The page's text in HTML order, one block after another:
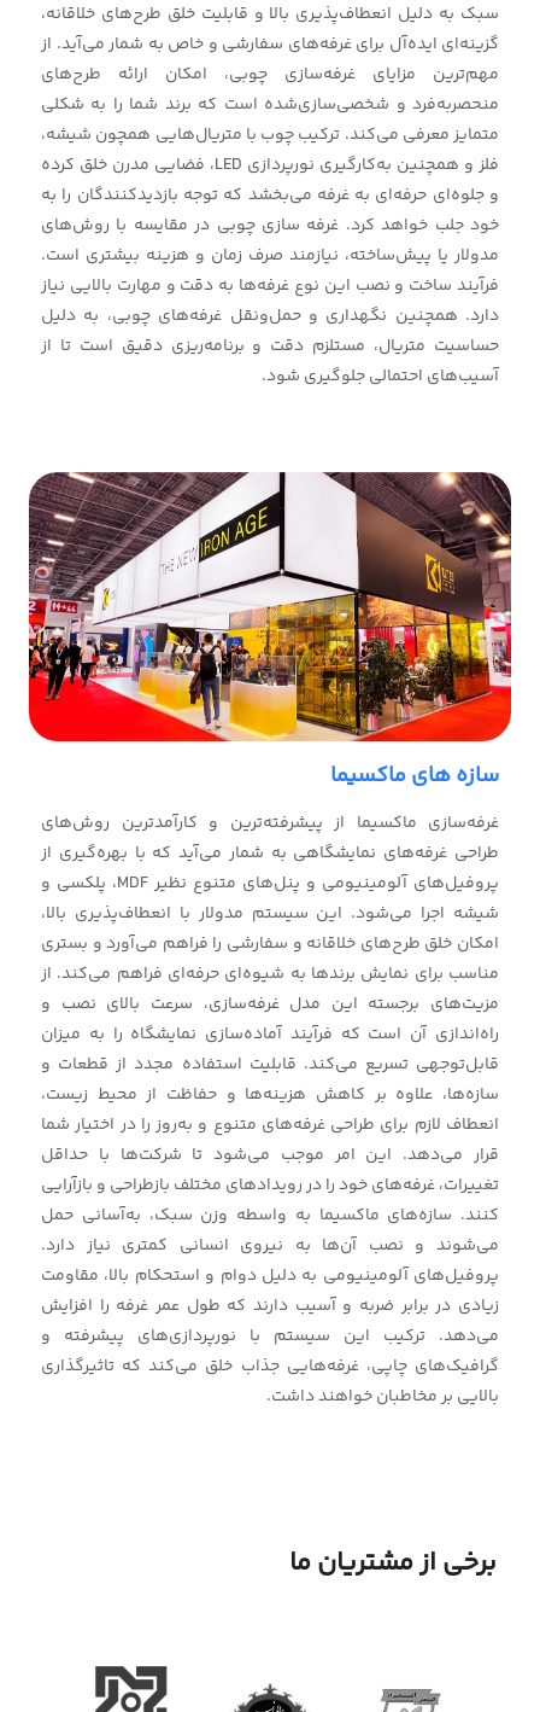
سبک به دلیل انعطاف‌پذیری بالا و قابلیت خلق طرح‌های خلاقانه،
گزینه‌ای ایده‌آل برای غرفه‌های سفارشی و خاص به شمار می‌آید. از
مهم‌ترین مزایای غرفه‌سازی چوبی، امکان ارائه طرح‌های
منحصربه‌فرد و شخصی‌سازی‌شده است که برند شما را به شکلی
متمایز معرفی می‌کند. ترکیب چوب با متریال‌هایی همچون شیشه،
فلز و همچنین به‌کارگیری نورپردازی LED، فضایی مدرن خلق کرده
و جلوه‌ای حرفه‌ای به غرفه می‌بخشد که توجه بازدیدکنندگان را به
خود جلب خواهد کرد. غرفه سازی چوبی در مقایسه با روش‌های
مدولار یا پیش‌ساخته، نیازمند صرف زمان و هزینه بیشتری است.
فرآیند ساخت و نصب این نوع غرفه‌ها به دقت و مهارت بالایی نیاز
دارد. همچنین نگهداری و حمل‌ونقل غرفه‌های چوبی، به دلیل
حساسیت متریال، مستلزم دقت و برنامه‌ریزی دقیق است تا از
آسیب‌های احتمالی جلوگیری شود.
سازه های ماکسیما
غرفه‌سازی ماکسیما از پیشرفته‌ترین و کارآمدترین روش‌های
طراحی غرفه‌های نمایشگاهی به شمار می‌آید که با بهره‌گیری از
پروفیل‌های آلومینیومی و پنل‌های متنوع نظیر MDF، پلکسی و
شیشه اجرا می‌شود. این سیستم مدولار با انعطاف‌پذیری بالا،
امکان خلق طرح‌های خلاقانه و سفارشی را فراهم می‌آورد و بستری
مناسب برای نمایش برندها به شیوه‌ای حرفه‌ای فراهم می‌کند. از
مزیت‌های برجسته این مدل غرفه‌سازی، سرعت بالای نصب و
راه‌اندازی آن است که فرآیند آماده‌سازی نمایشگاه را به میزان
قابل‌توجهی تسریع می‌کند. قابلیت استفاده مجدد از قطعات و
سازه‌ها، علاوه بر کاهش هزینه‌ها و حفاظت از محیط زیست،
انعطاف لازم برای طراحی غرفه‌های متنوع و به‌روز را در اختیار شما
قرار می‌دهد. این امر موجب می‌شود تا شرکت‌ها با حداقل
تغییرات، غرفه‌های خود را در رویدادهای مختلف بازطراحی و بازآرایی
کنند. سازه‌های ماکسیما به واسطه وزن سبک، به‌آسانی حمل
می‌شوند و نصب آن‌ها به نیروی انسانی کمتری نیاز دارد.
پروفیل‌های آلومینیومی به دلیل دوام و استحکام بالا، مقاومت
زیادی در برابر ضربه و آسیب دارند که طول عمر غرفه را افزایش
می‌دهد. ترکیب این سیستم با نورپردازی‌های پیشرفته و
گرافیک‌های چاپی، غرفه‌هایی جذاب خلق می‌کند که تاثیرگذاری
بالایی بر مخاطبان خواهند داشت.
برخی از مشتریان ما